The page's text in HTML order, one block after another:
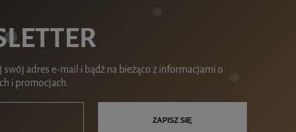
adres e-mail i bądź na bieżąco z informacjami o
i promocjach.
ZAPISZ SIĘ